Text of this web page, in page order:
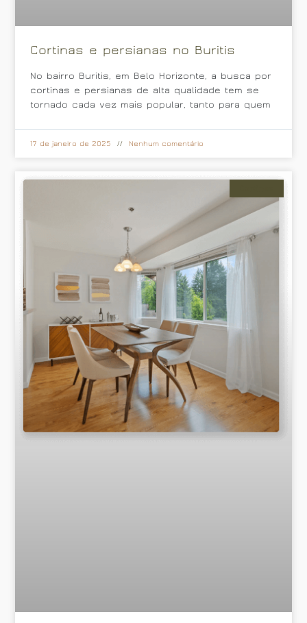
Cortinas e persianas no Buritis
No bairro Buritis, em Belo Horizonte, a busca por
cortinas e persianas de alta qualidade tem se
tornado cada vez mais popular, tanto para quem
17 de janeiro de 2025 Nenhum comentário